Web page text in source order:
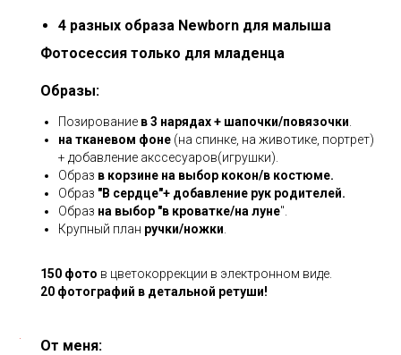
4 разных образа Newborn для малыша
Фотосессия только для младенца
Образы:
Позирование в 3 нарядах+ шапочки/повязочки
на тканевом фоне (на спинке, на животике, портрет)
+ добавление акссесуаров(игрушки).
Образ в корзине на выбор кокон/в костюме.
Образ "В сердце"+ добавление рук родителей.
Образ на выбор "в кроватке/на луне".
Крупный план ручки/ножки
150 фото в цветокоррекции в электронном виде.
20 фотографий в детальной ретуши!
От меня: